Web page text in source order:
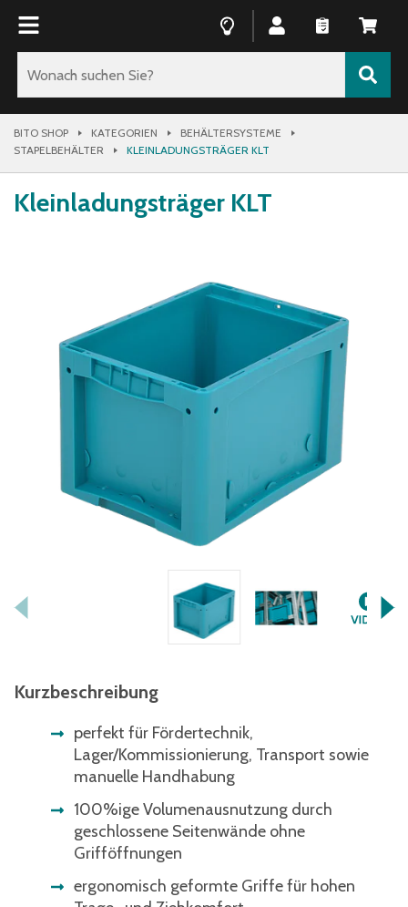
BITO SHOP KATEGORIEN
BEHÄLTERSYSTEME
STAPELBEHÄLTER
KLEINLADUNGSTRÄGER KLT
Kleinladungsträger KLT
Kurzbeschreibung
perfekt für Fördertechnik,
Lager/Kommissionierung, Transport sowie
manuelle Handhabung
100%ige Volumenausnutzung durch
geschlossene Seitenwände ohne
Grifföffnungen
ergonomisch geformte Griffe für hohen